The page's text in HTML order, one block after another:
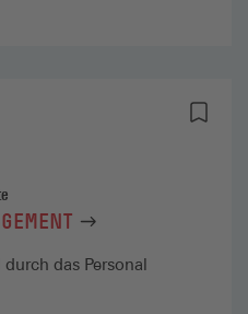
das Personal